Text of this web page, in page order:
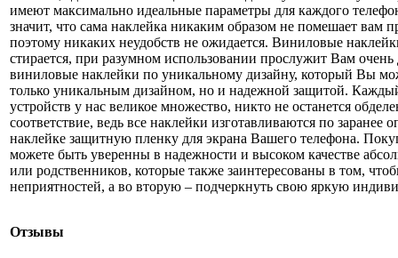
имеют максимально идеальные параметры для каждого
значит, что сама наклейка никаким образом не помешает вам
поэтому никаких неудобств не ожидается. Виниловые
стирается, при разумном использовании прослужит Вам
виниловые наклейки по уникальному дизайну, который Вы
только уникальным дизайном, но и надежной защитой.
устройств у нас великое множество, никто не останется
соответствие, ведь все наклейки изготавливаются по
наклейке защитную пленку для экрана Вашего телефона.
можете быть уверенны в надежности и высоком качестве
или родственников, которые также заинтересованы в том,
неприятностей, а во вторую – подчеркнуть свою яркую
Отзывы